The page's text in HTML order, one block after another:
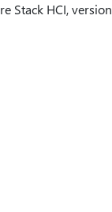
Stack HCI, version